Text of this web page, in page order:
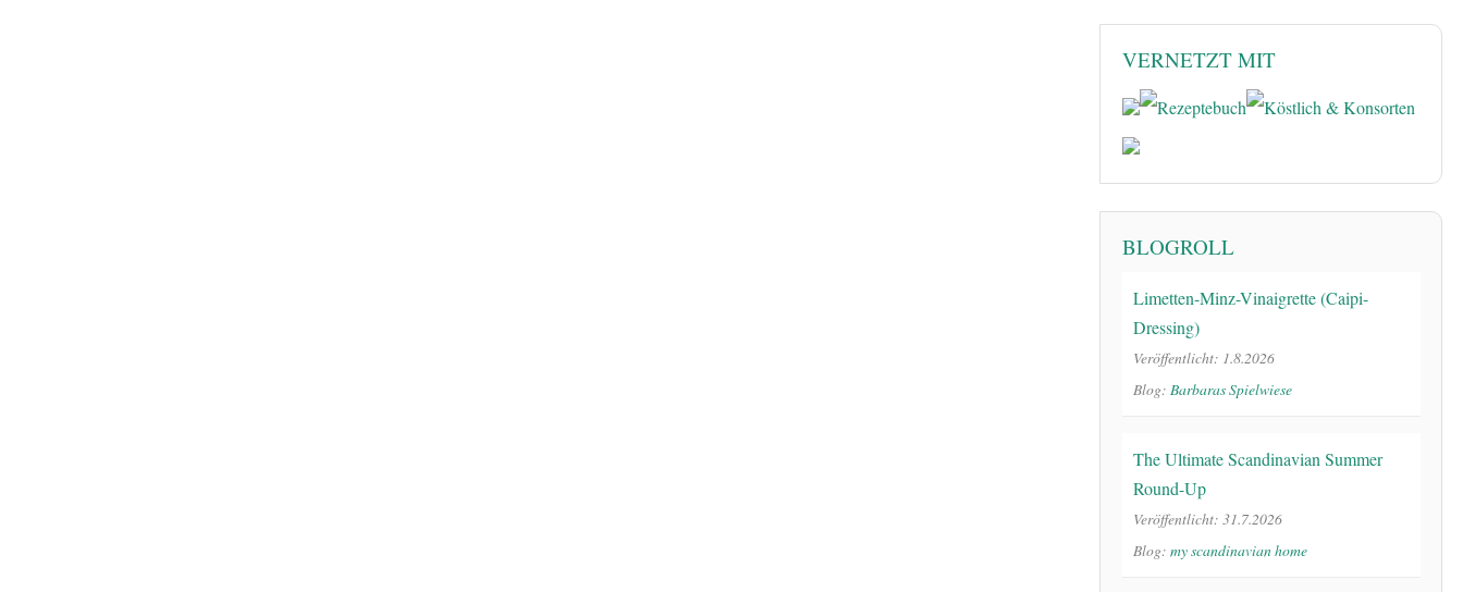
VERNETZT MIT
BLOGROLL
Limetten-Minz-Vinaigrette (Caipi-
Dressing)
Veröffentlicht: 1.8.2026
Blog: Barbaras Spielwiese
The Ultimate Scandinavian Summer
Round-Up
Veröffentlicht: 31.7.2026
Blog: my scandinavian home